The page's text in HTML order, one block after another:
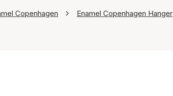
Copenhagen Enamel Copenhagen Hanger